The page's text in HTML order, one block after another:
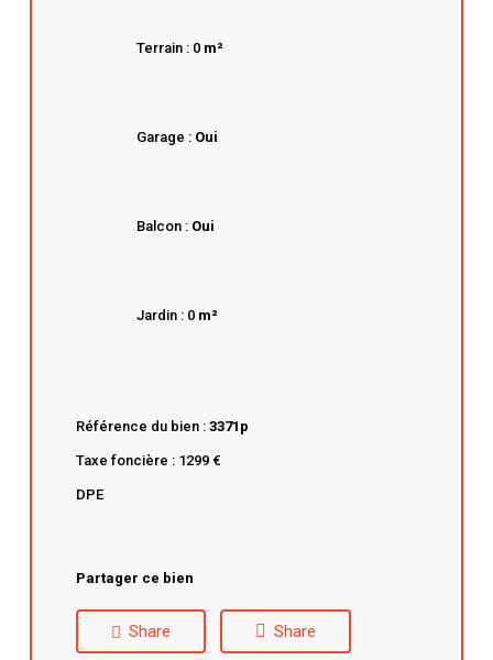
Terrain : 0 m²
Garage : Oui
Balcon : Oui
Jardin : 0 m²
Référence du bien :3371p
Taxe foncière : 1299 €
DPE
Partager ce bien
Share Share